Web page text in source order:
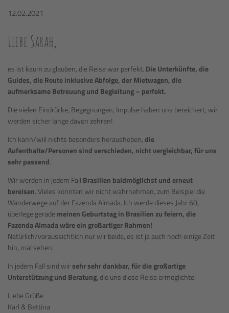
12.02.2021
Liebe Sarah,
es ist kaum zu glauben, die Reise war perfekt. Die Unterkünfte, die
Guides, die Route inklusive Abfolge, der Mietwagen, die
aufmerksame Betreuung und Begleitung – perfekt.
Die vielen Eindrücke, Begegnungen, Impulse haben uns bereichert, wir
werden sicher lange davon zehren!
Ich kann/will nichts besonders herausheben,die
Aufenthalte/Personen sind verschieden, nicht vergleichbar, für uns
sehr passend.
Wir werden in jedem Fall Brasilien baldmöglichst und erneut
bereisen. Vieles konnten wir nicht wahrnehmen, zum Beispiel die
Wanderwege auf der Fazenda Almada. Ich werde dieses Jahr 60,
überlege gerade meinen Geburtstag in Brasilien zu feiern, die
Fazenda Almada wäre ein großartiger Rahmen!
Natürlich/voraussichtlich nur wir beide, es ist ja auch noch einige Zeit
hin, mal sehen.
In jedem Fall sind wirsehr sehr dankbar, für die großartige
Unterstützung und Beratung, die uns diese Reise ermöglichte.
Liebe Grüße
Karl & Bettina